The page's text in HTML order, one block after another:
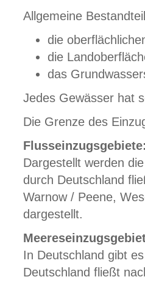
Allgemeine
die
die
das
Jedes Gewässer hat
Die Grenze des
Dargestellt werden
durch Deutschland
Warnow / Peene,
dargestellt.
In Deutschland gibt
Deutschland fließt